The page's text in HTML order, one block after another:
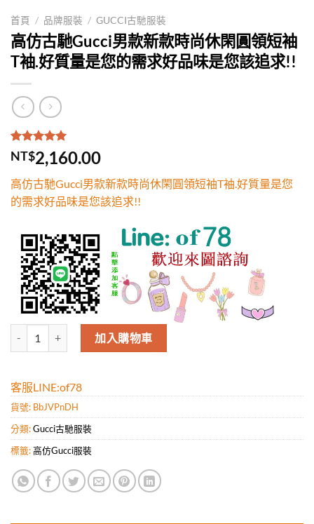
首頁 / 品牌服裝 / GUCCI古馳服裝
高仿古馳Gucci男款新款時尚休閑圓領短袖
T袖.好質量是您的需求好品味是您該追求!!
評分5.00 /
5，已有
1
位
分
NT$2,160.00
高仿古馳Gucci男款新款時尚休閑圓領短袖T袖.好質量是您
的需求好品味是您該追求!!
高仿古馳Gucci男款新款時尚休閑圓領短袖T袖.好質量是您的需求好品
加入購物車
客服LINE:of78
貨號: BbJVPnDH
分類:Gucci古馳服裝
標籤:高仿Gucci服裝